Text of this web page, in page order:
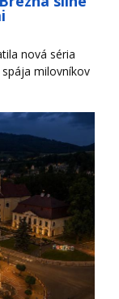
nová séria
milovníkov